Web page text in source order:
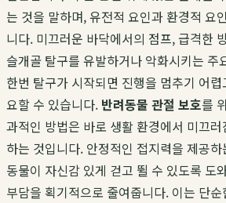
는 것을 말하며, 유전적 요인과 환경적 요
니다. 미끄러운 바닥에서의 점프, 급격한
슬개골 탈구를 유발하거나 악화시키는 주
한번 탈구가 시작되면 진행을 멈추기 어
요할 수 있습니다. 반려동물 관절 보호를
과적인 방법은 바로 생활 환경에서 미끄
하는 것입니다. 안정적인 접지력을 제공하
동물이 자신감 있게 걷고 뛸 수 있도록 도
부담을 획기적으로 줄여줍니다. 이는 단